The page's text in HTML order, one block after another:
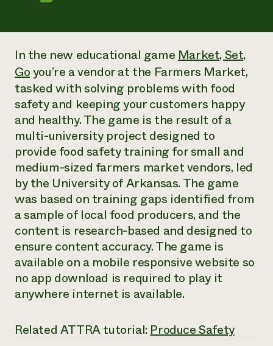
Informe de
impacto 2024
LEER EL INFORME
Latinos en la agricultura
Sistemas alimentarios locales
Agricultura urbana
Las mujeres en la agricultura
Evento anual de reciclaje de productos electrónicos
Programa de descuentos de NorthWestern Energy
Servicios energéticos comerciales
Servicios energéticos residenciales
LIHEAP
Centro de intercambio de información AgriSolar
Blog
Publicaciones
Cursos cortos
Vídeos
Oportunidades de financiación
Noticias
Internship Hub
Buscar prácticas
Contratar a un becario
Boletín
Consultas de los medios de comunicación
Todos
contribuyen a la
resiliencia de la
comunidad.
DONAR AHORA
In the new educational gameMarket, Set,
Goyou’re a vendor at the Farmers Market,
tasked with solving problems with food
safety and keeping your customers happy
and healthy. The game is the result of a
multi-university project designed to
provide food safety training for small and
medium-sized farmers market vendors, led
by the University of Arkansas. The game
was based on training gaps identified from
a sample of local food producers, and the
content is research-based and designed to
ensure content accuracy. The game is
available on a mobile responsive website so
no app download is required to play it
anywhere internet is available.
Related ATTRA tutorial:Produce Safety